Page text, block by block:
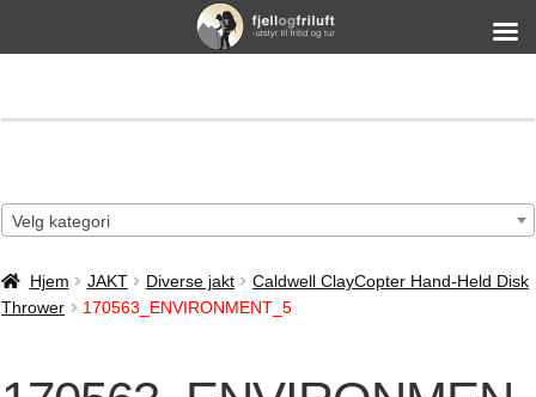
Velg kategori
Hjem JAKT Diverse jakt
Caldwell ClayCopter Hand-Held Disk
Thrower
170563_ENVIRONMENT_5